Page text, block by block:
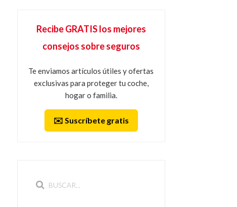
Recibe GRATIS los mejores
consejos sobre seguros
Te enviamos artículos útiles y ofertas
exclusivas para proteger tu coche,
hogar o familia.
✉️ Suscríbete gratis